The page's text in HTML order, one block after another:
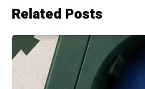
Related Posts